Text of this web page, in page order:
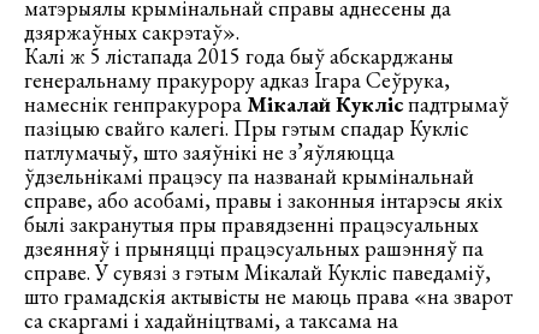
матэрыялы крымінальнай справы аднесены да
дзяржаўных сакрэтаў».
Калі ж 5 лістапада 2015 года быў абскарджаны
генеральнаму пракурору адказ Ігара Сеўрука,
намеснік генпракурора Мікалай Кукліспадтрымаў
пазіцыю свайго калегі. Пры гэтым спадар Кукліс
патлумачыў, што заяўнікі не з’яўляюцца
ўдзельнікамі працэсу па названай крымінальнай
справе, або асобамі, правы і законныя інтарэсы якіх
былі закранутыя пры правядзенні працэсуальных
дзеянняў і прыняцці працэсуальных рашэнняў па
справе. У сувязі з гэтым Мікалай Кукліс паведаміў,
што грамадскія актывісты не маюць права «на зварот
са скаргамі і хадайніцтвамі, а таксама на